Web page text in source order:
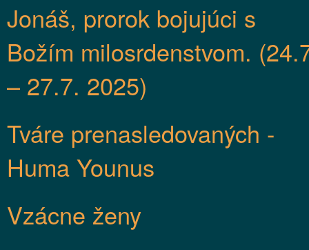
Jonáš, prorok bojujúci s
Božím milosrdenstvom.
– 27.7. 2025)
Tváre prenasledovaných -
Huma Younus
Vzácne ženy